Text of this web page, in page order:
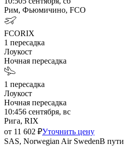
Рим, Фьюмичино, FCO
FCORIX
1 пересадка
Лоукост
Ночная пересадка
1 пересадка
Лоукост
Ночная пересадка
10:456 сентября, вс
Рига, RIX
от 11 602 ₽Уточнить цену
SAS, Norwegian Air SwedenВ пути